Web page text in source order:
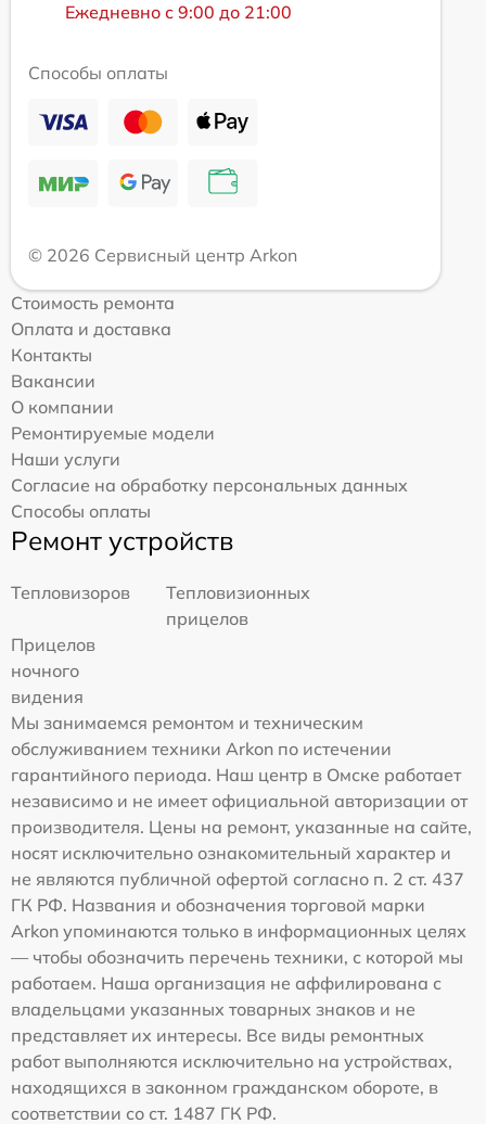
Ежедневно с 9:00 до 21:00
Способы оплаты
© 2026 Сервисный центр Arkon
Стоимость ремонта
Оплата и доставка
Контакты
Вакансии
О компании
Ремонтируемые модели
Наши услуги
Согласие на обработку персональных данных
Способы оплаты
Ремонт устройств
Тепловизоров
Тепловизионных
прицелов
Прицелов
ночного
видения
Мы занимаемся ремонтом и техническим
обслуживанием техники Arkon по истечении
гарантийного периода. Наш центр в Омске работает
независимо и не имеет официальной авторизации от
производителя. Цены на ремонт, указанные на сайте,
носят исключительно ознакомительный характер и
не являются публичной офертой согласно п. 2 ст. 437
ГК РФ. Названия и обозначения торговой марки
Arkon упоминаются только в информационных целях
— чтобы обозначить перечень техники, с которой мы
работаем. Наша организация не аффилирована с
владельцами указанных товарных знаков и не
представляет их интересы. Все виды ремонтных
работ выполняются исключительно на устройствах,
находящихся в законном гражданском обороте, в
соответствии со ст. 1487 ГК РФ.